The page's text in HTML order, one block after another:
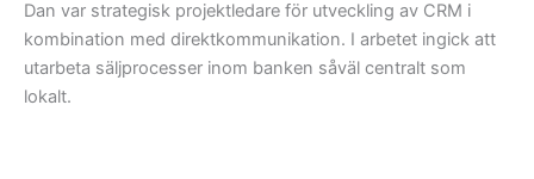
Dan var strategisk projektledare för utveckling av CRM i
kombination med direktkommunikation. I arbetet ingick att
utarbeta säljprocesser inom banken såväl centralt som
lokalt.